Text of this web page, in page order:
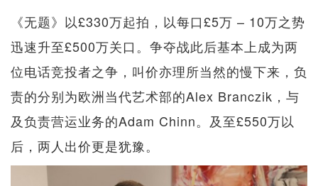
《无题》以£330万起拍，以每口£5万 – 10万之势
迅速升至£500万关口。争夺战此后基本上成为两
位电话竞投者之争，叫价亦理所当然的慢下来，负
责的分别为欧洲当代艺术部的Alex Branczik，与
及负责营运业务的Adam Chinn。及至£550万以
后，两人出价更是犹豫。